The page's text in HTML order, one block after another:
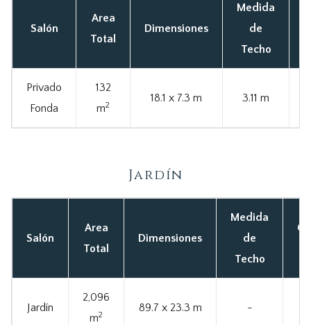
Salón
Area
Total
Dimensiones
Medida
de
Techo
Privado
Fonda
132
m2
18.1 x 7.3 m 3.11 m
Jardín
Salón
Area
Total
Dimensiones
Medida
de
Techo
Jardín
2,096
m2
89.7 x 23.3 m -